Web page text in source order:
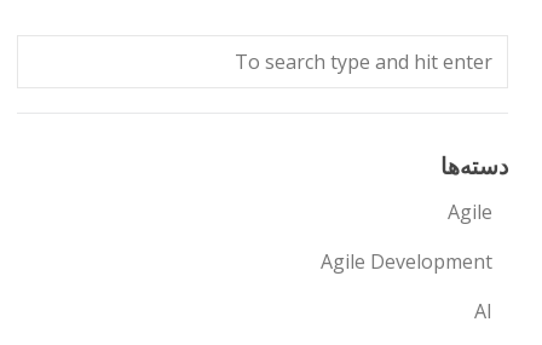
دسته‌ها
Agile
Agile Development
AI